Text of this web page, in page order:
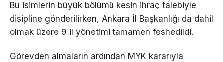
Bu isimlerin büyük bölümü kesin ihraç talebiyle
disipline gönderilirken, Ankara İl Başkanlığı da dahil
olmak üzere 9 il yönetimi tamamen feshedildi.
Görevden almaların ardından MYK kararıyla